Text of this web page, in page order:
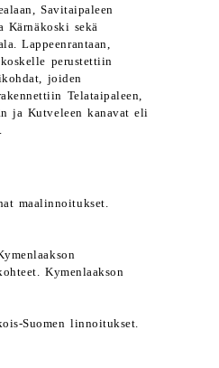
Savitaipaleen
Kärnäkoski sekä
Lappeenrantaan,
perustettiin
joiden
Telataipaleen,
ja Kutveleen kanavat eli
maalinnoitukset.
Kymenlaakson
Suomen linnoitukset.